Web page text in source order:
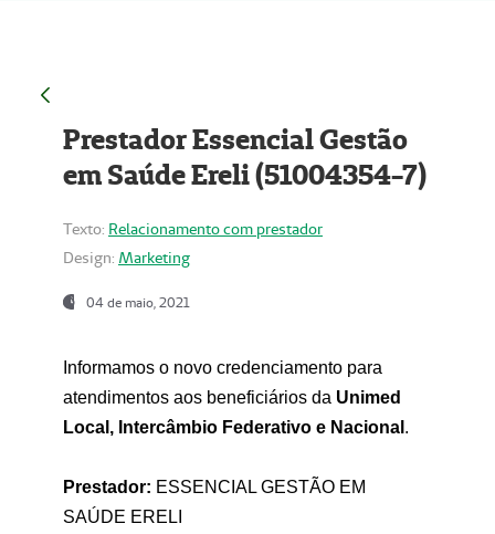
Prestador Essencial Gestão
em Saúde Ereli (51004354-7)
Texto: Relacionamento com prestador
Design: Marketing
04 de maio, 2021
Informamos o novo credenciamento para
atendimentos aos beneficiários da Unimed
Local, Intercâmbio Federativo e Nacional .
Prestador: ESSENCIAL GESTÃO EM
SAÚDE ERELI